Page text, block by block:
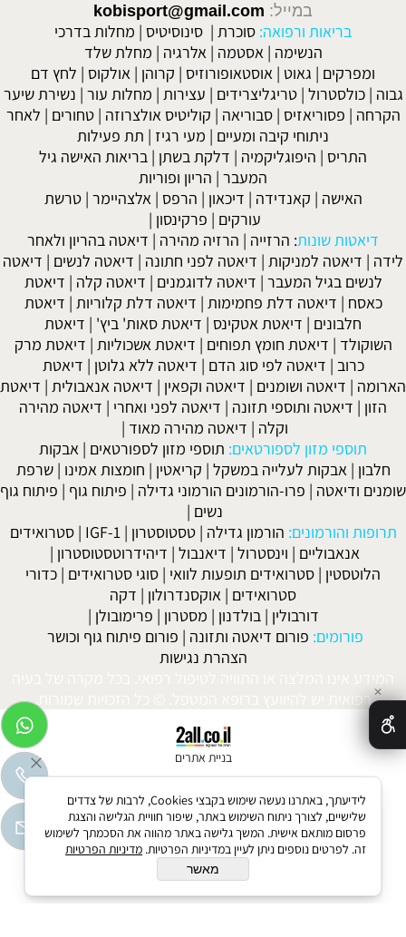
במייל: kobisport@gmail.com
בריאות ורפואה: סוכרת | סינוסיטיס | מחלות בדרכי
הנשימה | אסטמה | אלרגיה | מחלת שלד
ומפרקים | גאוט | אוסטאופורוזיס | קרוהן | אולקוס | לחץ דם
גבוה |כולסטרול |טריגליצרידים | עצירות | מחלות עור | נשירת שיער
הקרחה | פסוריאזיס |סבוריאה | קוליטיס אולצרוזה |טחורים | לאחר
ניתוחי קיבה ומעיים | מעי רגיז | תת פעילות
התריס | היפוגליקמיה | דלקת בשתן | בריאות האישה גיל
המעבר | הריון ופוריות
האישה | קאנדידה | דיכאון | הרפס | אלצהיימר |טרשת
עורקים | פרקינסון |
דיאטות שונות: הרזייה | הרזיה מהירה | דיאטה בהריון ולאחר
לידה | דיאטה למניקות | דיאטה לפני חתונה | דיאטה לנשים | דיאטה
לנשים בגיל המעבר | דיאטה לדוגמנים | דיאטה קלה | דיאטת
כאסח | דיאטה דלת פחמימות | דיאטה דלת קלוריות | דיאטת
חלבונים | דיאטת אטקינס | דיאטת סאות' ביץ' | דיאטת
השוקולד | דיאטת חומץ תפוחים | דיאטת אשכוליות | דיאטת מרק
כרוב | דיאטה לפי סוג הדם | דיאטה ללא גלוטן | דיאטת
הארומה | דיאטה ושומנים | דיאטה וקפאין | דיאטה אנאבולית | דיאטת
הזון | דיאטה ותוספי תזונה | דיאטה לפני ואחרי | דיאטה מהירה
וקלה | דיאטה מהירה מאוד |
תוספי מזון לספורטאים: תוספי מזון לספורטאים | אבקות
חלבון | אבקות לעלייה במשקל | קריאטין | חומצות אמינו |שרפת
שומנים ודיאטה | פרו-הורמונים הורמוני גדילה | פיתוח גוף | פיתוח גוף
נשים |
תרופות והורמונים: הורמון גדילה |טסטוסטרון |
IGF-1
|סטרואידים
אנאבוליים | וינסטרול | דיאנבול | דיהידרוטסטוסטרון |
הלוטסטין | סטרואידים תופעות לוואי | סוגי סטרואידים | כדורי
סטרואידים | אוקסנדרולון | דקה
דורבולין | בולדנון | מסטרון | פרימובולן |
פורומים: פורום דיאטה ותזונה | פורום פיתוח גוף וכושר
הצהרת נגישות
המידע אינו המלצה או התוויה לטיפול רפואי. בכל מקרה של בעיה
רפואית יש להיוועץ ברופא המטפל. © כל הזכויות שמורות.
בניית אתרים
✕
לידיעתך, באתרנו נעשה שימוש בקבצי Cookies, לרבות של צדדים
שלישיים, לצורך ניתוח השימוש באתר, שיפור חוויית הגלישה והצגת
פרסום מותאם אישית. המשך גלישה באתר מהווה את הסכמתך לשימוש
זה. לפרטים נוספים ניתן לעיין במדיניות הפרטיות. מדיניות הפרטיות
מאשר